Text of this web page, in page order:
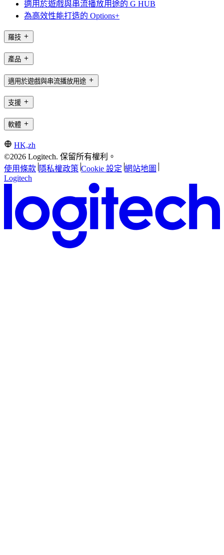
適用於遊戲與串流播放用途的 G HUB
為高效性能打造的 Options+
羅技
產品
適用於遊戲與串流播放用途
支援
軟體
HK,zh
©2026 Logitech. 保留所有權利。
使用條款 隱私權政策 Cookie 設定 網站地圖
Logitech